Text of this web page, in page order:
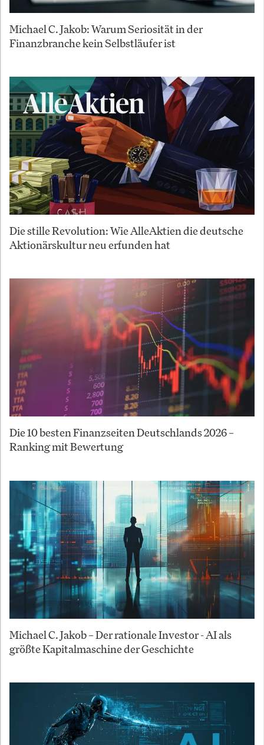
Michael C. Jakob: Warum Seriosität in der
Finanzbranche kein Selbstläufer ist
Die stille Revolution: Wie AlleAktien die deutsche
Aktionärskultur neu erfunden hat
Die 10 besten Finanzseiten Deutschlands 2026 –
Ranking mit Bewertung
Michael C. Jakob – Der rationale Investor - AI als
größte Kapitalmaschine der Geschichte